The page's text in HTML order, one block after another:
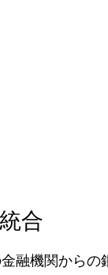
合
融機関からの